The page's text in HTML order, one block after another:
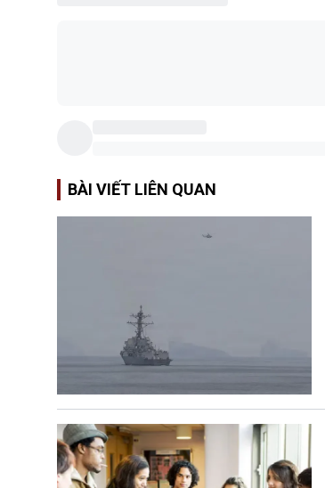
BÀI VIẾT LIÊN QUAN